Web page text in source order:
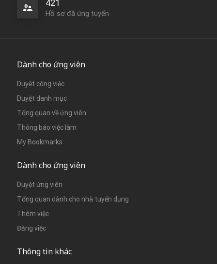
421
Hồ sơ đã ứng tuyển
Dành cho ứng viên
Duyệt công việc
Duyệt danh mục
Tổng quan về ứng viên
Thông báo việc làm
My Bookmarks
Dành cho ứng viên
Duyệt ứng viên
Tổng quan dành cho nhà tuyển dụng
Thêm việc
Đăng việc
Thông tin khác